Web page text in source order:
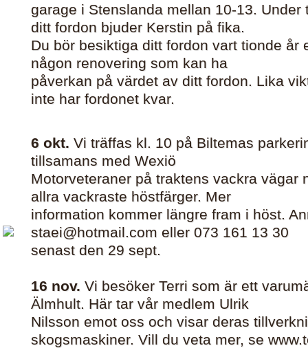
garage i Stenslanda mellan 10-13.
ditt fordon bjuder Kerstin på fika.
Du bör besiktiga ditt fordon vart tionde år
någon renovering som kan ha
påverkan på värdet av ditt fordon. Lika
inte har fordonet kvar.
6 okt. Vi träffas kl. 10 på Biltemas
tillsamans med Wexiö
Motorveteraner på traktens vackra vägar
allra vackraste höstfärger. Mer
information kommer längre fram i höst.
staei@hotmail.com eller 073 161 13 30
senast den 29 sept.
16 nov. Vi besöker Terri som är ett
Älmhult. Här tar vår medlem Ulrik
Nilsson emot oss och visar deras
skogsmaskiner. Vill du veta mer, se